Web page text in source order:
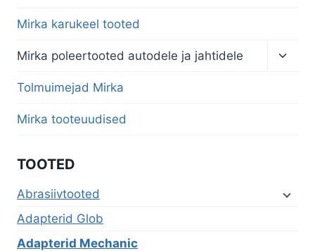
Mirka karukeel tooted
Mirka poleertooted autodele ja jahtidele
Tolmuimejad Mirka
Mirka tooteuudised
TOOTED
Abrasiivtooted
Adapterid Glob
Adapterid Mechanic